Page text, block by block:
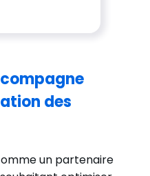
des
un partenaire